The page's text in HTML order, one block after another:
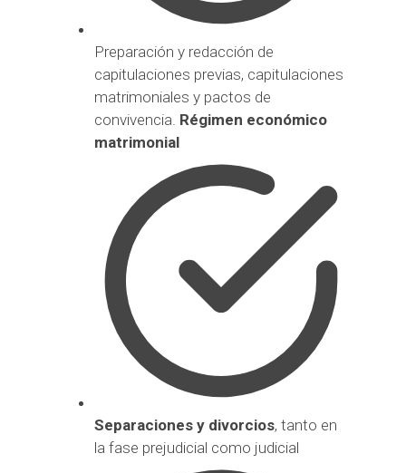
Preparación y redacción de
capitulaciones previas, capitulaciones
matrimoniales y pactos de
convivencia. Régimen económico
matrimonial
Separaciones y divorcios, tanto en
la fase prejudicial como judicial